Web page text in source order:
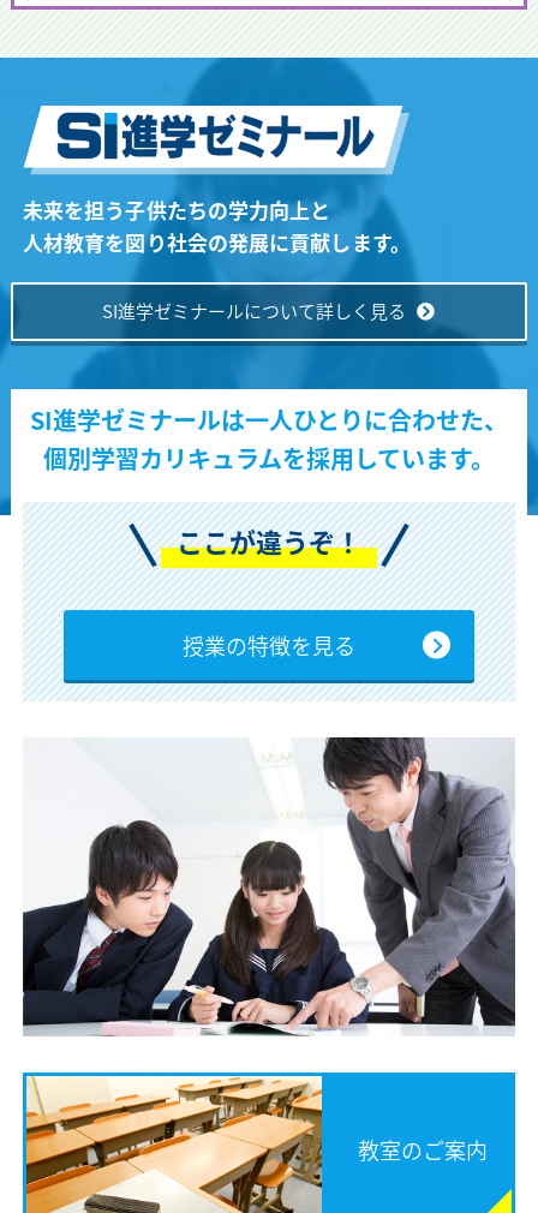
未来を担う子供たちの学力向上と
人材教育を図り社会の発展に貢献します。
SI進学ゼミナールについて詳しく見る
SI進学ゼミナールは一人ひとりに合わせた、
個別学習カリキュラムを採用しています。
ここが違うぞ！
授業の特徴を見る
教室のご案内